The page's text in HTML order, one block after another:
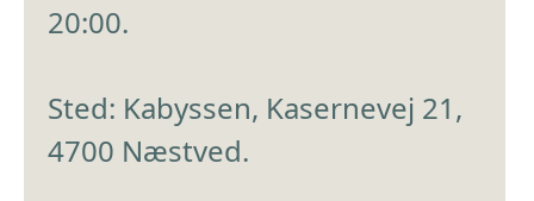
20:00.
Sted: Kabyssen, Kasernevej 21,
4700 Næstved.